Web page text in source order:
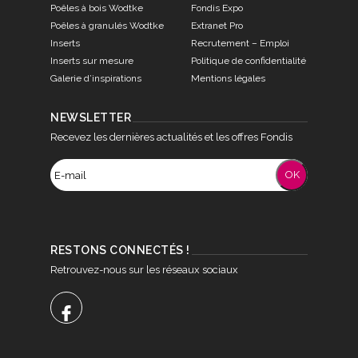
Poêles à bois Wodtke
Poêles à granulés Wodtke
Inserts
Inserts sur mesure
Galerie d’inspirations
Fondis Expo
Extranet Pro
Recrutement – Emploi
Politique de confidentialité
Mentions légales
NEWSLETTER
Recevez les dernières actualités et les offres Fondis
RESTONS CONNECTÉS !
Retrouvez-nous sur les réseaux sociaux